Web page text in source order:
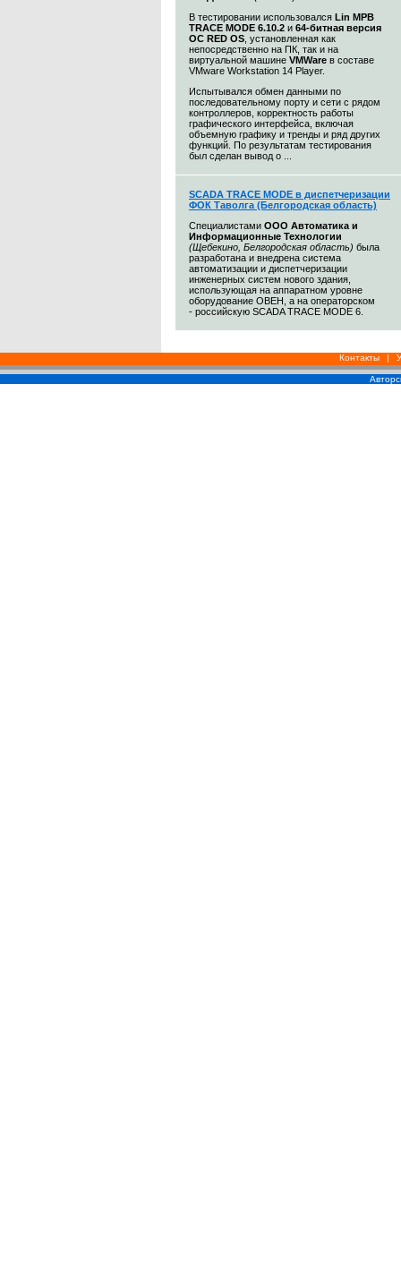
В тестировании использовался Lin МРВ
TRACE MODE 6.10.2 и 64-битная версия
ОС RED OS , установленная как
непосредственно на ПК, так и на
виртуальной машине VMWare в составе
VMware Workstation 14 Player.
Испытывался обмен данными по
последовательному порту и сети c рядом
контроллеров, корректность работы
графического интерфейса, включая
объемную графику и тренды и ряд других
функций. По результатам тестирования
был сделан вывод о ...
SCADA TRACE MODE в диспетчеризации
ФОК Таволга (Белгородская область)
Специалистами ООО Автоматика и
Информационные Технологии
(Щебекино, Белгородская область) была
разработана и внедрена система
автоматизации и диспетчеризации
инженерных систем нового здания,
использующая на аппаратном уровне
оборудование ОВЕН, а на операторском
- российскую SCADA TRACE MODE 6.
Контакты |